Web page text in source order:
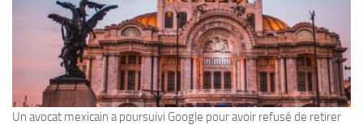
Un avocat mexicain a poursuivi Google pour avoir refusé de retirer